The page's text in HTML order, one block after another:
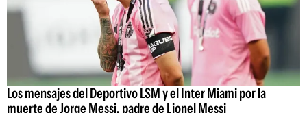
Los mensajes del Deportivo LSM y el Inter Miami por la
muerte de Jorge Messi, padre de Lionel Messi